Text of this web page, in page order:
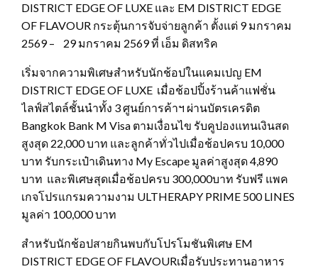
DISTRICT EDGE OF LUXE และ EM DISTRICT EDGE
OF FLAVOUR กระตุ้นการจับจ่ายลูกค้า ตั้งแต่ 9 มกราคม
2569 – 29 มกราคม 2569 ที่ เอ็ม ดิสทริค
เริ่มจากความพิเศษสำหรับนักช้อปในแคมเปญ EM
DISTRICT EDGE OF LUXE เมื่อช้อปปิ้งร้านค้าแฟชั่น
ไลฟ์สไตล์ชั้นนำทั้ง 3 ศูนย์การค้าฯ ผ่านบัตรเครดิต
Bangkok Bank M Visa ตามเงื่อนไข รับคูปองแทนเงินสด
สูงสุด 22,000 บาท และลูกค้าทั่วไปเมื่อช้อปครบ 10,000
บาท รับกระเป๋าเดินทาง My Escape มูลค่าสูงสุด 4,890
บาท และพิเศษสุดเมื่อช้อปครบ 300,000บาท รับฟรี แพค
เกจโปรแกรมความงาม ULTHERAPY PRIME 500 LINES
มูลค่า 100,000 บาท
สำหรับนักช้อปสายกินพบกับโปรโมชันพิเศษ EM
DISTRICT EDGE OF FLAVOURเมื่อรับประทานอาหาร